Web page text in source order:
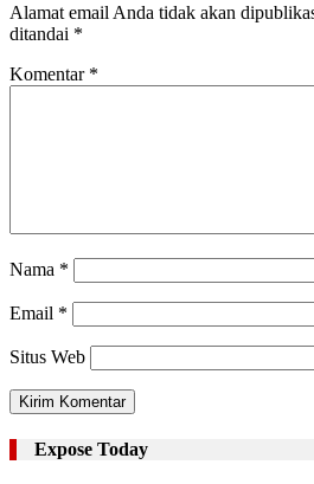
Alamat email Anda tidak akan
ditandai *
Komentar *
Nama *
Email *
Situs Web
Expose Today